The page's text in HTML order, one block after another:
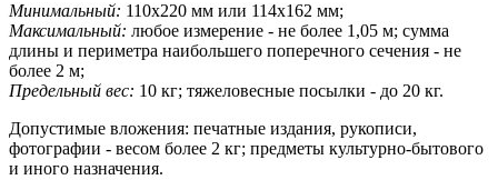
Минимальный: 110х220 мм или 114х162 мм;
Максимальный: любое измерение - не более 1,05 м; сумма
длины и периметра наибольшего поперечного сечения - не
более 2 м;
Предельный вес: 10 кг; тяжеловесные посылки - до 20 кг.
Допустимые вложения: печатные издания, рукописи,
фотографии - весом более 2 кг; предметы культурно-бытового
и иного назначения.